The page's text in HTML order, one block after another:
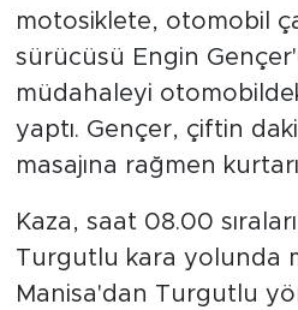
motosiklete, otomobil
sürücüsü Engin
müdahaleyi
yaptı. Gençer, çiftin
masajına rağmen
Kaza, saat 08.00
Turgutlu kara yolunda
Manisa'dan Turgutlu